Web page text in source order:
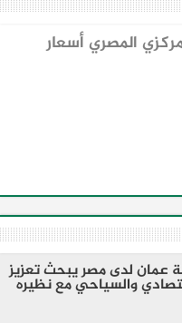
المصري أسعار
عمان لدى مصر يبحث تعزيز
والسياحي مع نظيره